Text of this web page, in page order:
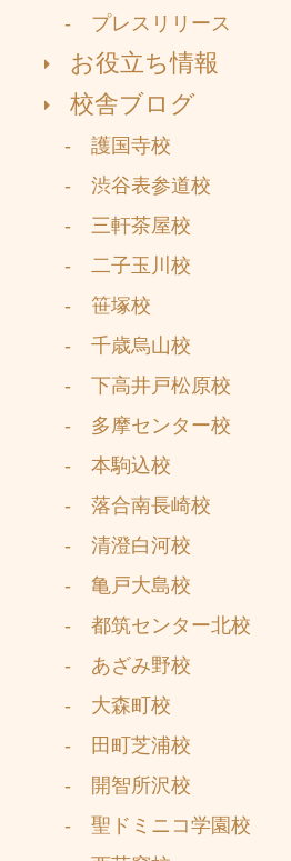
- プレスリリース
お役立ち情報
校舎ブログ
- 護国寺校
- 渋谷表参道校
- 三軒茶屋校
- 二子玉川校
- 笹塚校
- 千歳烏山校
- 下高井戸松原校
- 多摩センター校
- 本駒込校
- 落合南長崎校
- 清澄白河校
- 亀戸大島校
- 都筑センター北校
- あざみ野校
- 大森町校
- 田町芝浦校
- 開智所沢校
- 聖ドミニコ学園校